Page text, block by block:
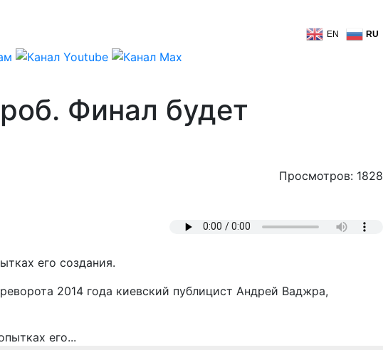
EN RU
Финал будет
Просмотров: 1828
его создания.
2014 года киевский публицист Андрей Ваджра,